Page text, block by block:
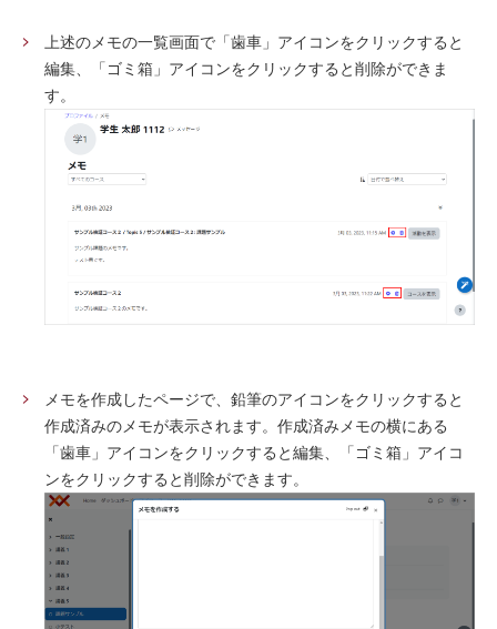
上述のメモの一覧画面で「歯車」アイコンをクリックすると
編集、「ゴミ箱」アイコンをクリックすると削除ができま
す。
メモを作成したページで、鉛筆のアイコンをクリックすると
作成済みのメモが表示されます。作成済みメモの横にある
「歯車」アイコンをクリックすると編集、「ゴミ箱」アイコ
ンをクリックすると削除ができます。